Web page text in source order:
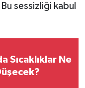
sessizliği kabul
Sıcaklıklar Ne